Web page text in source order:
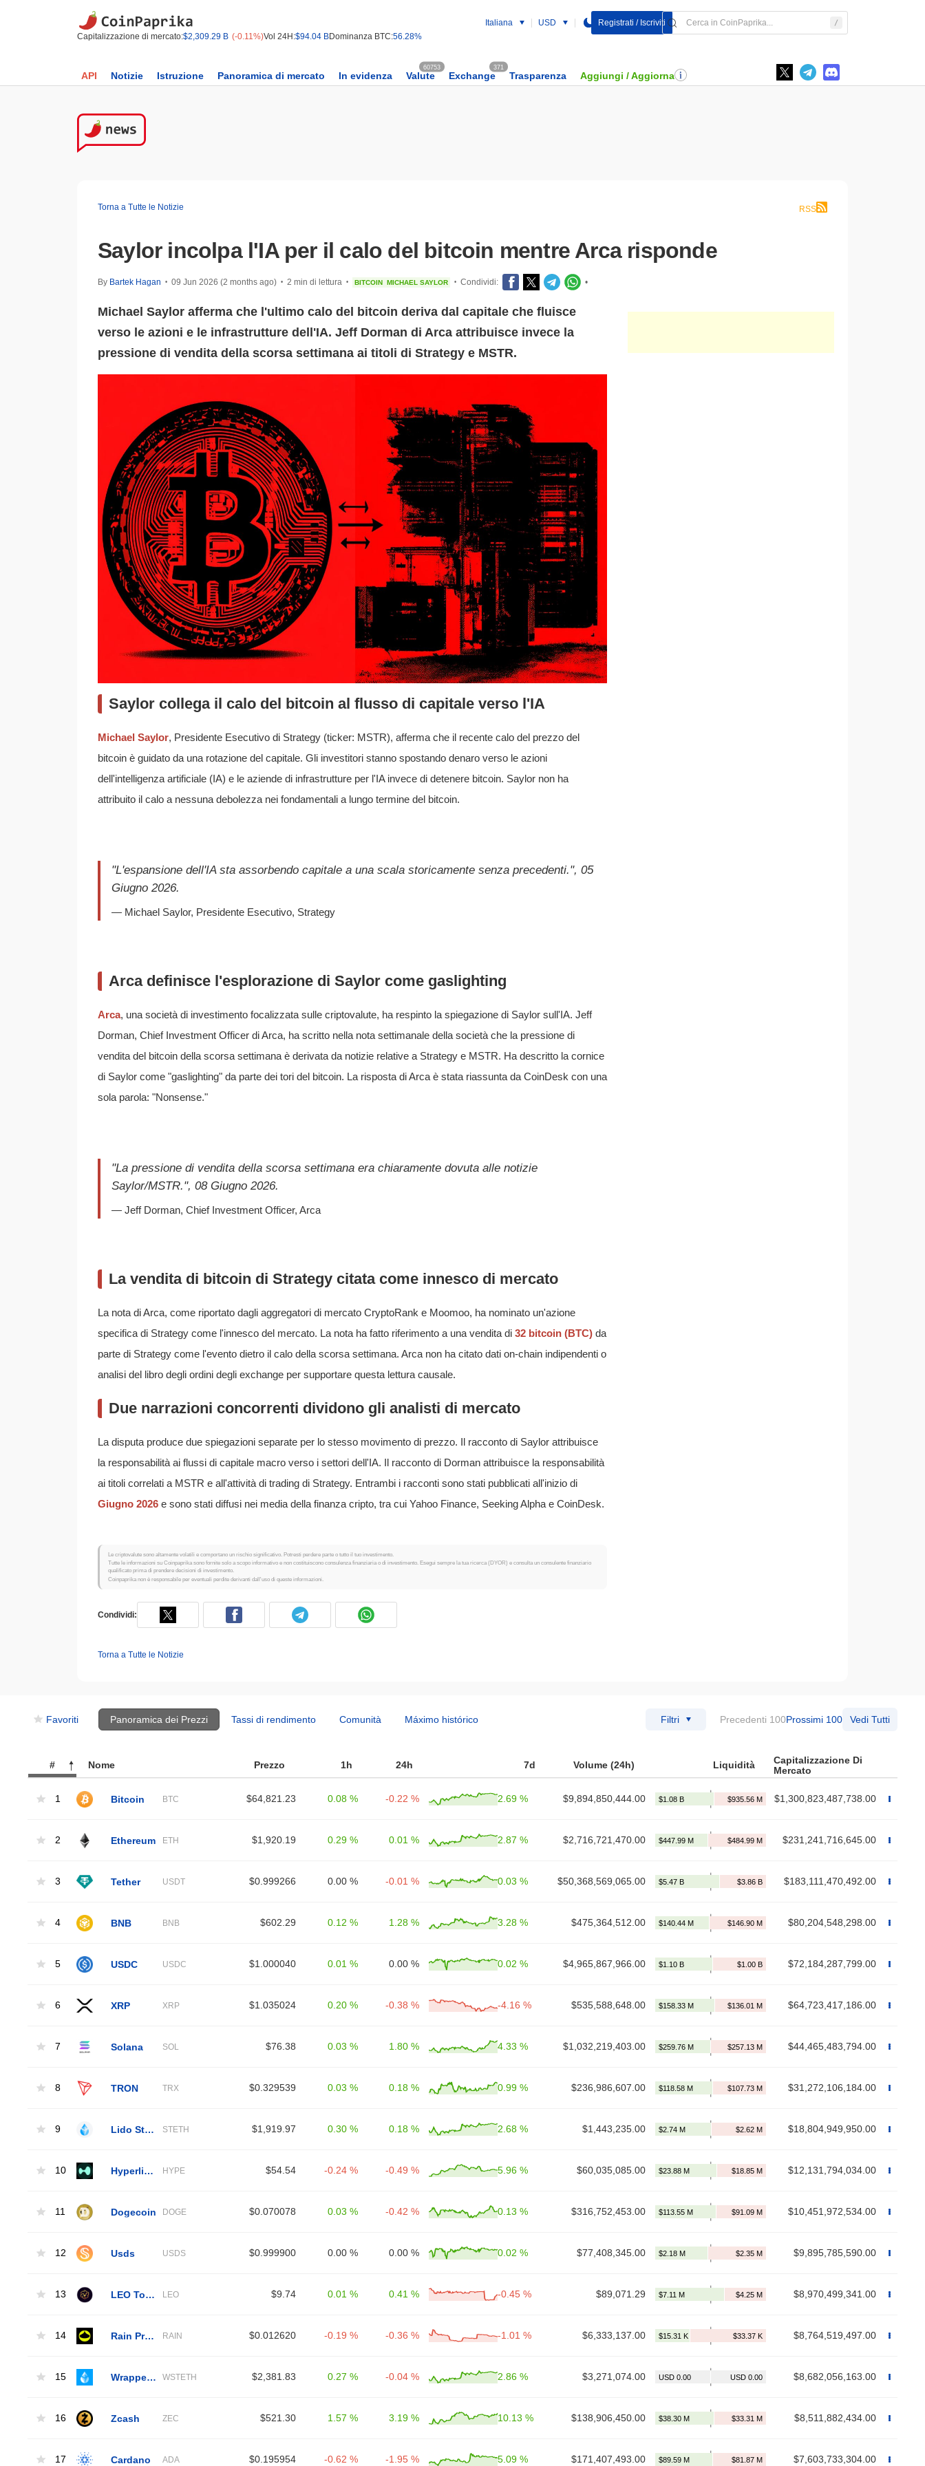
Capitalizzazione di mercato:$2,309.29 B (-0.11%)Vol 24H:$94.04 BDominanza BTC:56.28%
Italiana USD Registrati / Iscriviti
API Notizie Istruzione Panoramica di mercato In evidenza Valute
60753
Exchange
371
Trasparenza Aggiungi / Aggiorna
Torna a Tutte le Notizie RSS
Saylor incolpa l'IA per il calo del bitcoin mentre Arca risponde
By Bartek Hagan • 09 Jun 2026 (2 months ago) • 2 min di lettura • BITCOIN MICHAEL SAYLOR • Condividi: •
Michael Saylor afferma che l'ultimo calo del bitcoin deriva dal capitale che fluisce
verso le azioni e le infrastrutture dell'IA. Jeff Dorman di Arca attribuisce invece la
pressione di vendita della scorsa settimana ai titoli di Strategy e MSTR.
Saylor collega il calo del bitcoin al flusso di capitale verso l'IA
Michael Saylor, Presidente Esecutivo di Strategy (ticker: MSTR), afferma che il recente calo del prezzo del
bitcoin è guidato da una rotazione del capitale. Gli investitori stanno spostando denaro verso le azioni
dell'intelligenza artificiale (IA) e le aziende di infrastrutture per l'IA invece di detenere bitcoin. Saylor non ha
attribuito il calo a nessuna debolezza nei fondamentali a lungo termine del bitcoin.
"L'espansione dell'IA sta assorbendo capitale a una scala storicamente senza precedenti.", 05
Giugno 2026.
— Michael Saylor, Presidente Esecutivo, Strategy
Arca definisce l'esplorazione di Saylor come gaslighting
Arca, una società di investimento focalizzata sulle criptovalute, ha respinto la spiegazione di Saylor sull'IA. Jeff
Dorman, Chief Investment Officer di Arca, ha scritto nella nota settimanale della società che la pressione di
vendita del bitcoin della scorsa settimana è derivata da notizie relative a Strategy e MSTR. Ha descritto la cornice
di Saylor come "gaslighting" da parte dei tori del bitcoin. La risposta di Arca è stata riassunta da CoinDesk con una
sola parola: "Nonsense."
"La pressione di vendita della scorsa settimana era chiaramente dovuta alle notizie
Saylor/MSTR.", 08 Giugno 2026.
— Jeff Dorman, Chief Investment Officer, Arca
La vendita di bitcoin di Strategy citata come innesco di mercato
La nota di Arca, come riportato dagli aggregatori di mercato CryptoRank e Moomoo, ha nominato un'azione
specifica di Strategy come l'innesco del mercato. La nota ha fatto riferimento a una vendita di 32 bitcoin (BTC) da
parte di Strategy come l'evento dietro il calo della scorsa settimana. Arca non ha citato dati on-chain indipendenti o
analisi del libro degli ordini degli exchange per supportare questa lettura causale.
Due narrazioni concorrenti dividono gli analisti di mercato
La disputa produce due spiegazioni separate per lo stesso movimento di prezzo. Il racconto di Saylor attribuisce
la responsabilità ai flussi di capitale macro verso i settori dell'IA. Il racconto di Dorman attribuisce la responsabilità
ai titoli correlati a MSTR e all'attività di trading di Strategy. Entrambi i racconti sono stati pubblicati all'inizio di
Giugno 2026 e sono stati diffusi nei media della finanza cripto, tra cui Yahoo Finance, Seeking Alpha e CoinDesk.
Le criptovalute sono altamente volatili e comportano un rischio significativo. Potresti perdere parte o tutto il tuo investimento.
Tutte le informazioni su Coinpaprika sono fornite solo a scopo informativo e non costituiscono consulenza finanziaria o di investimento. Esegui sempre la tua ricerca (DYOR) e consulta un consulente finanziario
qualificato prima di prendere decisioni di investimento.
Coinpaprika non è responsabile per eventuali perdite derivanti dall'uso di queste informazioni.
Condividi:
Torna a Tutte le Notizie
Favoriti Panoramica dei Prezzi Tassi di rendimento Comunità Máximo histórico Filtri Precedenti 100Prossimi 100 Vedi Tutti
# Nome Prezzo 1h 24h 7d Volume (24h) Liquidità
Capitalizzazione Di
Mercato
1 Bitcoin BTC $64,821.23 0.08 % -0.22 % 2.69 % $9,894,850,444.00 $1,300,823,487,738.00
2 Ethereum ETH $1,920.19 0.29 % 0.01 % 2.87 % $2,716,721,470.00 $231,241,716,645.00
3 Tether USDT $0.999266 0.00 % -0.01 % 0.03 % $50,368,569,065.00 $183,111,470,492.00
4 BNB BNB $602.29 0.12 % 1.28 % 3.28 % $475,364,512.00 $80,204,548,298.00
5 USDC USDC $1.000040 0.01 % 0.00 % 0.02 % $4,965,867,966.00 $72,184,287,799.00
6 XRP XRP $1.035024 0.20 % -0.38 % -4.16 % $535,588,648.00 $64,723,417,186.00
7 Solana SOL $76.38 0.03 % 1.80 % 4.33 % $1,032,219,403.00 $44,465,483,794.00
8 TRON TRX $0.329539 0.03 % 0.18 % 0.99 % $236,986,607.00 $31,272,106,184.00
9 STETH $1,919.97 0.30 % 0.18 % 2.68 % $1,443,235.00 $18,804,949,950.00
10 HYPE $54.54 -0.24 % -0.49 % 5.96 % $60,035,085.00 $12,131,794,034.00
11 Dogecoin DOGE $0.070078 0.03 % -0.42 % 0.13 % $316,752,453.00 $10,451,972,534.00
12 Usds USDS $0.999900 0.00 % 0.00 % 0.02 % $77,408,345.00 $9,895,785,590.00
13 LEO $9.74 0.01 % 0.41 % -0.45 % $89,071.29 $8,970,499,341.00
14 Rain Protocol RAIN $0.012620 -0.19 % -0.36 % -1.01 % $6,333,137.00 $8,764,519,497.00
15 WSTETH $2,381.83 0.27 % -0.04 % 2.86 % $3,271,074.00 $8,682,056,163.00
16 Zcash ZEC $521.30 1.57 % 3.19 % 10.13 % $138,906,450.00 $8,511,882,434.00
17 Cardano ADA $0.195954 -0.62 % -1.95 % 5.09 % $171,407,493.00 $7,603,733,304.00